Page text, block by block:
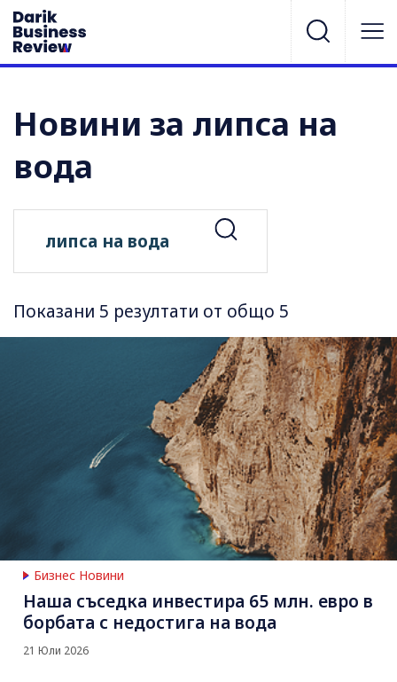
Новини за липса на
вода
Показани 5 резултати от общо 5
Бизнес Новини
Наша съседка инвестира 65 млн. евро в
борбата с недостига на вода
21 Юли 2026